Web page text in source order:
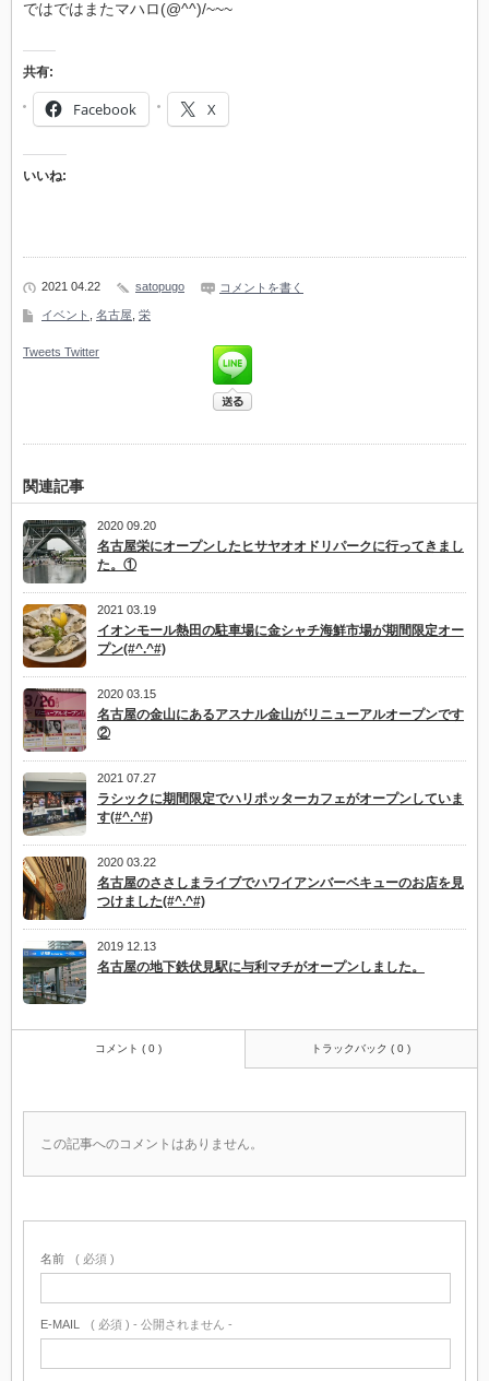
ではではまたマハロ(@^^)/~~~
共有:
Facebook X
いいね:
2021 04.22 satopugo コメントを書く
イベント , 名古屋, 栄
Tweets Twitter
関連記事
2020 09.20
名古屋栄にオープンしたヒサヤオオドリパークに行ってきまし
た。①
2021 03.19
イオンモール熱田の駐車場に金シャチ海鮮市場が期間限定オー
プン(#^.^#)
2020 03.15
名古屋の金山にあるアスナル金山がリニューアルオープンです
②
2021 07.27
ラシックに期間限定でハリポッターカフェがオープンしていま
す(#^.^#)
2020 03.22
名古屋のささしまライブでハワイアンバーベキューのお店を見
つけました(#^.^#)
2019 12.13
名古屋の地下鉄伏見駅に与利マチがオープンしました。
コメント ( 0 ) トラックバック ( 0 )
この記事へのコメントはありません。
名前 ( 必須 )
E-MAIL ( 必須 ) - 公開されません -